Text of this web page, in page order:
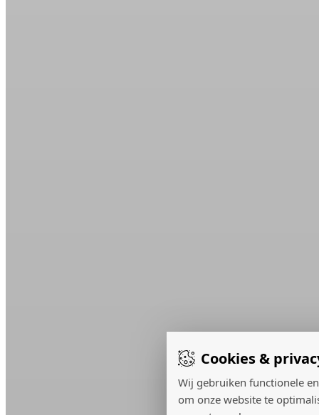
Cookies &
Wij gebruiken functionele
om onze website te